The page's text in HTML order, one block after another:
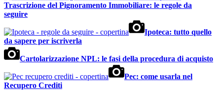
Trascrizione del Pignoramento Immobiliare: le regole da
seguire
Ipoteca: tutto quello
da sapere per iscriverla
Cartolarizzazione NPL: le fasi della procedura di acquisto
Pec: come usarla nel
Recupero Crediti